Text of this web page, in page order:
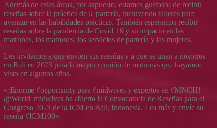
Además de estas áreas, por supuesto, estamos gustosos de recibir
reseñas sobre la práctica de la partería, incluyendo talleres para
avanzar en las habilidades prácticas. También esperamos recibir
reseñas sobre la pandemia de Covid-19 y su impacto en las
matronas, los matrones, los servicios de partería y las mujeres.
Les invitamos a que envíen sus reseñas y a que se unan a nosotros
en Bali en 2023 para la mayor reunión de matronas que hayamos
visto en algunos años.
«¡Enorme #opportunity para #midwives y expertos en #MNCH!
@World_midwives ha abierto la Convocatoria de Reseñas para el
Congreso 2023 de la ICM en Bali, Indonesia. Lea más y envíe su
reseña #ICM100»